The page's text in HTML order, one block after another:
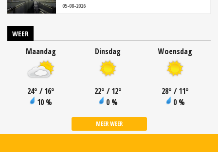
05-08-2026
WEER
Maandag
24° / 16°
10 %
Dinsdag
22° / 12°
0 %
Woensdag
28° / 11°
0 %
MEER WEER